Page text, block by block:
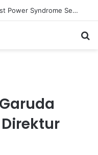
Cara Efektif Mengatasi Gejala Post Power Syndrome Setelah Pensiun Kerja